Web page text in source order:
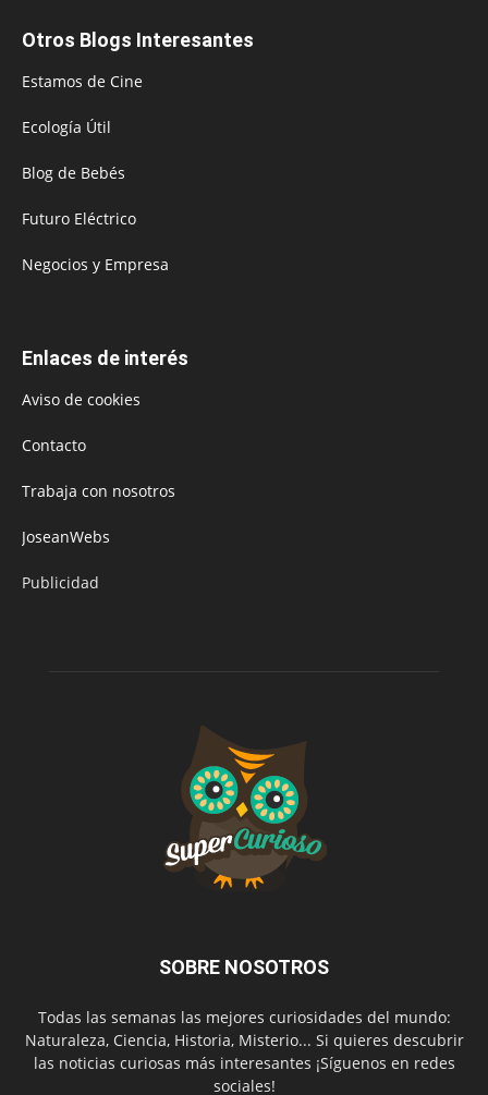
Otros Blogs Interesantes
Estamos de Cine
Ecología Útil
Blog de Bebés
Futuro Eléctrico
Negocios y Empresa
Enlaces de interés
Aviso de cookies
Contacto
Trabaja con nosotros
JoseanWebs
Publicidad
SOBRE NOSOTROS
Todas las semanas las mejores curiosidades del mundo:
Naturaleza, Ciencia, Historia, Misterio... Si quieres descubrir
las noticias curiosas más interesantes ¡Síguenos en redes
sociales!